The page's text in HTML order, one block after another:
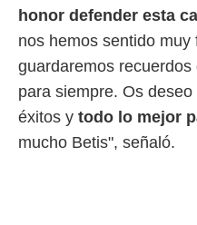
honor defender esta
nos hemos sentido
guardaremos
para siempre. Os
éxitos y todo lo mejor
mucho Betis", señaló.